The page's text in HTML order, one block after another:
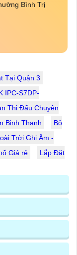
Bình Trị
Tại Quận 3
IPC-S7DP-
Thi Đấu Chuyên
Binh Thanh
Bộ
Trời Ghi Âm -
Giá rẻ
Lắp Đặt